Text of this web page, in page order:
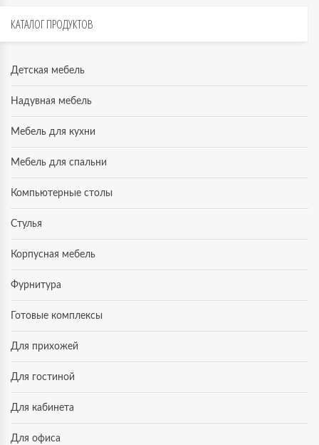
КАТАЛОГПРОДУКТОВ
Детская мебель
Надувная мебель
Мебель для кухни
Мебель для спальни
Компьютерные столы
Стулья
Корпусная мебель
Фурнитура
Готовые комплексы
Для прихожей
Для гостиной
Для кабинета
Для офиса